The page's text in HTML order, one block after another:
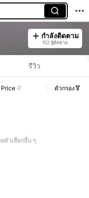
กำลังติดตาม
102 ผู้ติดตาม
รีวิว
Price ตัวกรอง
ตัวเลือกอื่น ๆ